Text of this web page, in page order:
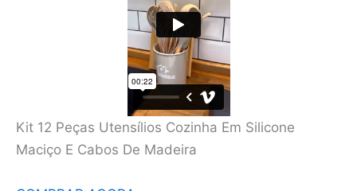
Kit 12 Peças Utensílios Cozinha Em Silicone
Maciço E Cabos De Madeira